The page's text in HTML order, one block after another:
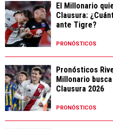
El Millonario
Clausura:
ante Tigre?
PRONÓSTICOS
Pronósticos
Millonario
Clausura 2026
PRONÓSTICOS